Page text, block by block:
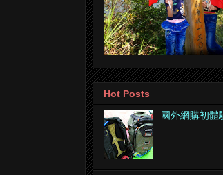
Hot Posts
國外網購初體